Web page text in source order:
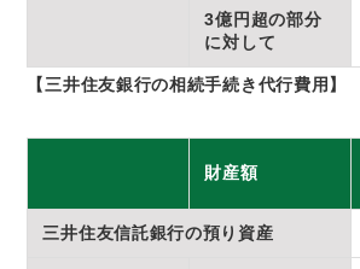
3億円超の部分
に対して
【三井住友銀行の相続手続き代行費用】
財産額
三井住友信託銀行の預り資産